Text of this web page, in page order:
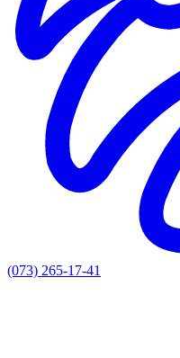
(073) 265-17-41